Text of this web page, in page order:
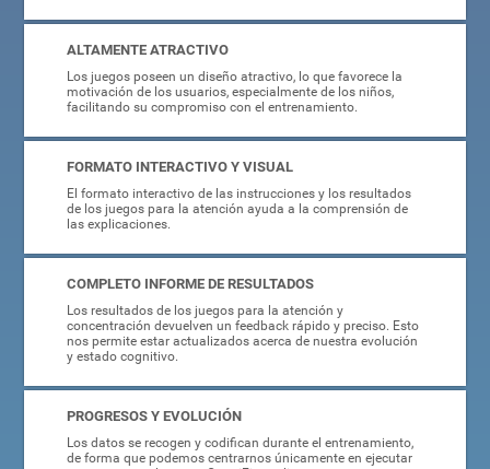
ALTAMENTE ATRACTIVO
Los juegos poseen un diseño atractivo, lo que favorece la
motivación de los usuarios, especialmente de los niños,
facilitando su compromiso con el entrenamiento.
FORMATO INTERACTIVO Y VISUAL
El formato interactivo de las instrucciones y los resultados
de los juegos para la atención ayuda a la comprensión de
las explicaciones.
COMPLETO INFORME DE RESULTADOS
Los resultados de los juegos para la atención y
concentración devuelven un feedback rápido y preciso. Esto
nos permite estar actualizados acerca de nuestra evolución
y estado cognitivo.
PROGRESOS Y EVOLUCIÓN
Los datos se recogen y codifican durante el entrenamiento,
de forma que podemos centrarnos únicamente en ejecutar